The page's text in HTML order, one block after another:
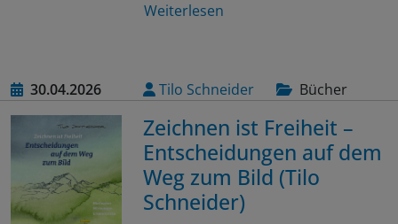
Weiterlesen
30.04.2026 Tilo Schneider Bücher
Zeichnen ist Freiheit –
Entscheidungen auf dem
Weg zum Bild (Tilo
Schneider)